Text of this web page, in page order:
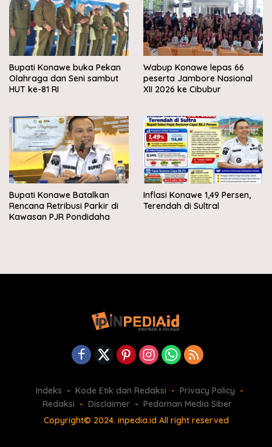
Bupati Konawe buka Pekan
Olahraga dan Seni sambut
HUT ke-81 RI
Wabup Konawe lepas 66
peserta Jambore Nasional
XII 2026 ke Cibubur
Bupati Konawe Batalkan
Rencana Retribusi Parkir di
Kawasan PJR Pondidaha
Inflasi Konawe 1,49 Persen,
Terendah di Sultral
Indeks Kode Etik dan Redaksi
Privacy Policy
Redaksi
Disclaimer
Pedoman Media Siber
Copyright© 2024. inpedia.id All right reserved